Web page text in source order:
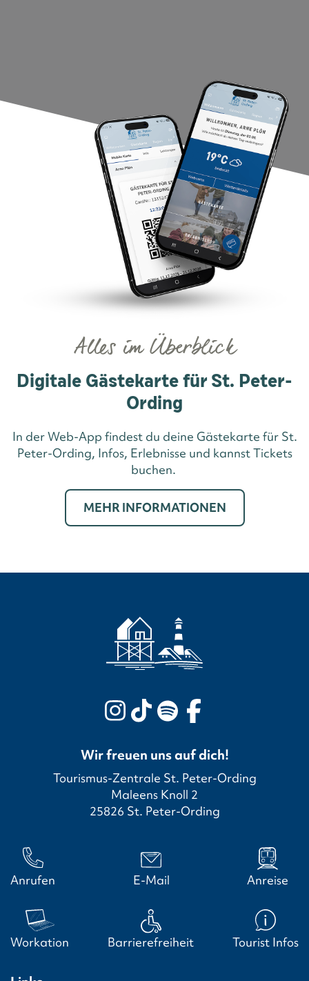
Alles im Überblick
Digitale Gästekarte für St. Peter-
Ording
In der Web-App findest du deine Gästekarte für St.
Peter-Ording, Infos, Erlebnisse und kannst Tickets
buchen.
MEHR INFORMATIONEN
Wir freuen uns auf dich!
Tourismus-Zentrale St. Peter-Ording
Maleens Knoll 2
25826 St. Peter-Ording
Anrufen E-Mail Anreise
Workation Barrierefreiheit Tourist Infos